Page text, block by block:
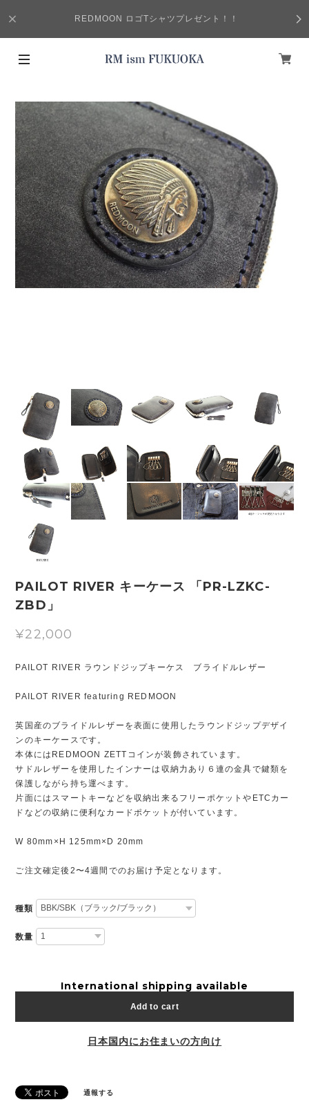
REDMOON ロゴTシャツプレゼント！！
PAILOT RIVER キーケース 「PR-LZKC-
ZBD」
¥22,000
PAILOT RIVER ラウンドジップキーケス ブライドルレザー
PAILOT RIVER featuring REDMOON
英国産のブライドルレザーを表面に使用したラウンドジップデザイ
ンのキーケースです。
本体にはREDMOON ZETTコインが装飾されています。
サドルレザーを使用したインナーは収納力あり６連の金具で鍵類を
保護しながら持ち運べます。
片面にはスマートキーなどを収納出来るフリーポケットやETCカー
ドなどの収納に便利なカードポケットが付いています。
W 80mm×H 125mm×D 20mm
ご注文確定後2〜4週間でのお届け予定となります。
種類
数量
International shipping available
Add to cart
日本国内にお住まいの方向け
通報する